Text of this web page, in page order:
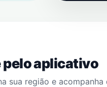
pelo aplicativo
sua região e